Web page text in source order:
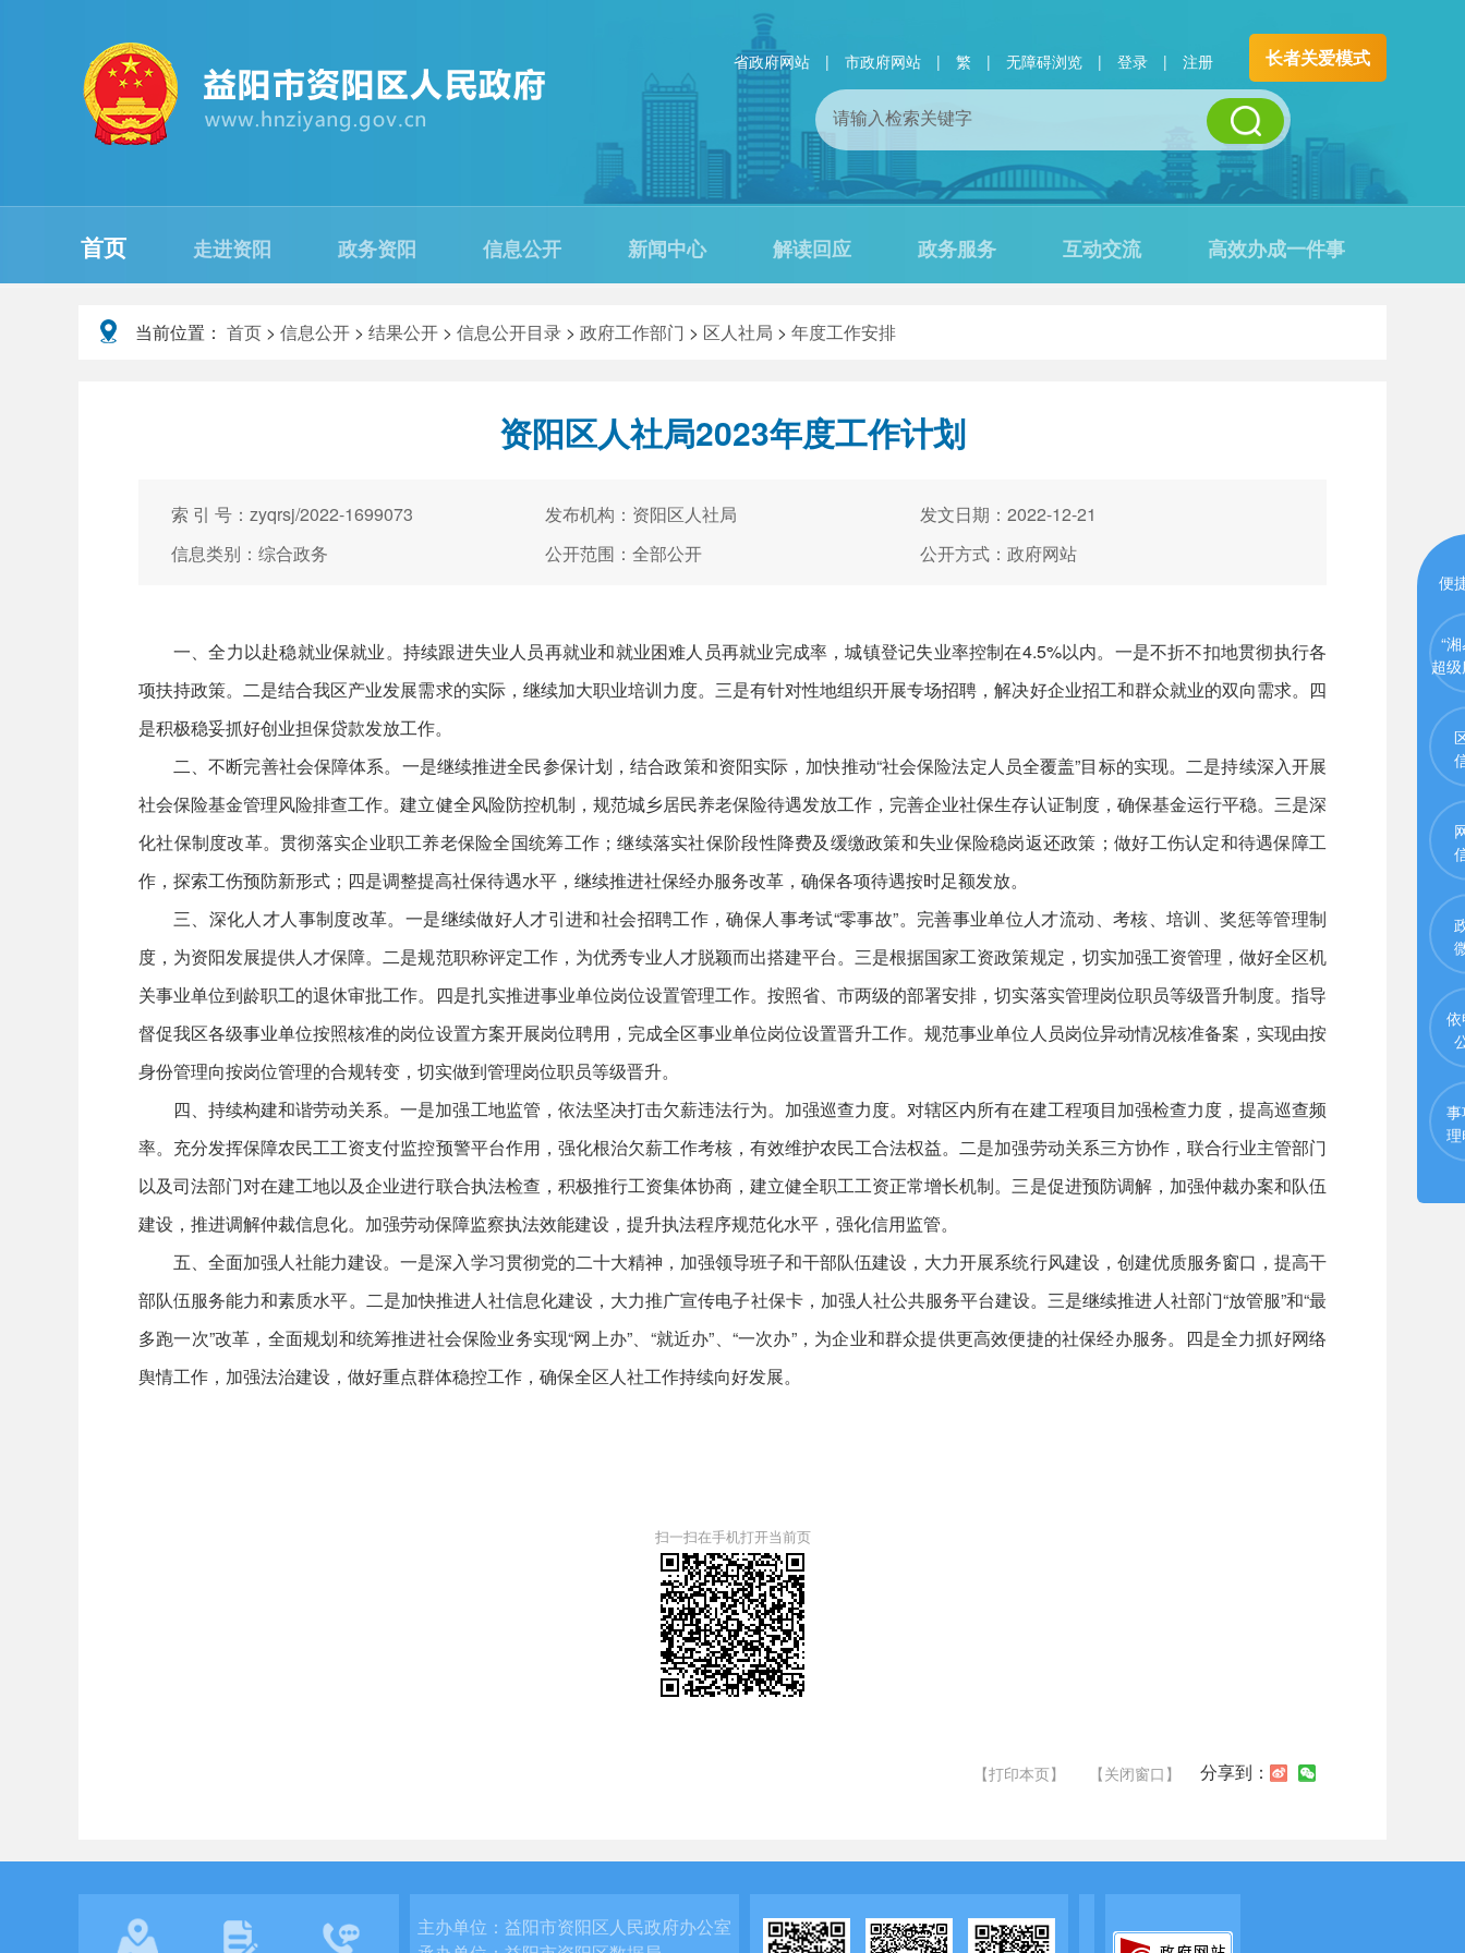
省政府网站 | 市政府网站 | 繁 | 无障碍浏览 | 登录 | 注册 长者关爱模式
首页 走进资阳 政务资阳 信息公开 新闻中心 解读回应 政务服务 互动交流 高效办成一件事
当前位置： 首页 > 信息公开 > 结果公开 > 信息公开目录 > 政府工作部门 > 区人社局 > 年度工作安排
资阳区人社局2023年度工作计划
索 引 号：zyqrsj/2022-1699073 发布机构：资阳区人社局
发文日期：2022-12-21
信息类别：综合政务
公开范围：全部公开 公开方式：政府网站
一、全力以赴稳就业保就业。持续跟进失业人员再就业和就业困难人员再就业完成率，城镇登记失业率控制在4.5%以内。一是不折不扣地贯彻执行各
项扶持政策。二是结合我区产业发展需求的实际，继续加大职业培训力度。三是有针对性地组织开展专场招聘，解决好企业招工和群众就业的双向需求。四
是积极稳妥抓好创业担保贷款发放工作。
二、不断完善社会保障体系。一是继续推进全民参保计划，结合政策和资阳实际，加快推动“社会保险法定人员全覆盖”目标的实现。二是持续深入开展
社会保险基金管理风险排查工作。建立健全风险防控机制，规范城乡居民养老保险待遇发放工作，完善企业社保生存认证制度，确保基金运行平稳。三是深
化社保制度改革。贯彻落实企业职工养老保险全国统筹工作；继续落实社保阶段性降费及缓缴政策和失业保险稳岗返还政策；做好工伤认定和待遇保障工
作，探索工伤预防新形式；四是调整提高社保待遇水平，继续推进社保经办服务改革，确保各项待遇按时足额发放。
三、深化人才人事制度改革。一是继续做好人才引进和社会招聘工作，确保人事考试“零事故”。完善事业单位人才流动、考核、培训、奖惩等管理制
度，为资阳发展提供人才保障。二是规范职称评定工作，为优秀专业人才脱颖而出搭建平台。三是根据国家工资政策规定，切实加强工资管理，做好全区机
关事业单位到龄职工的退休审批工作。四是扎实推进事业单位岗位设置管理工作。按照省、市两级的部署安排，切实落实管理岗位职员等级晋升制度。指导
督促我区各级事业单位按照核准的岗位设置方案开展岗位聘用，完成全区事业单位岗位设置晋升工作。规范事业单位人员岗位异动情况核准备案，实现由按
身份管理向按岗位管理的合规转变，切实做到管理岗位职员等级晋升。
四、持续构建和谐劳动关系。一是加强工地监管，依法坚决打击欠薪违法行为。加强巡查力度。对辖区内所有在建工程项目加强检查力度，提高巡查频
率。充分发挥保障农民工工资支付监控预警平台作用，强化根治欠薪工作考核，有效维护农民工合法权益。二是加强劳动关系三方协作，联合行业主管部门
以及司法部门对在建工地以及企业进行联合执法检查，积极推行工资集体协商，建立健全职工工资正常增长机制。三是促进预防调解，加强仲裁办案和队伍
建设，推进调解仲裁信息化。加强劳动保障监察执法效能建设，提升执法程序规范化水平，强化信用监管。
五、全面加强人社能力建设。一是深入学习贯彻党的二十大精神，加强领导班子和干部队伍建设，大力开展系统行风建设，创建优质服务窗口，提高干
部队伍服务能力和素质水平。二是加快推进人社信息化建设，大力推广宣传电子社保卡，加强人社公共服务平台建设。三是继续推进人社部门“放管服”和“最
多跑一次”改革，全面规划和统筹推进社会保险业务实现“网上办”、“就近办”、“一次办”，为企业和群众提供更高效便捷的社保经办服务。四是全力抓好网络
舆情工作，加强法治建设，做好重点群体稳控工作，确保全区人社工作持续向好发展。
扫一扫在手机打开当前页
【打印本页】 【关闭窗口】 分享到：
便
“
超
主办单位：益阳市资阳区人民政府办公室